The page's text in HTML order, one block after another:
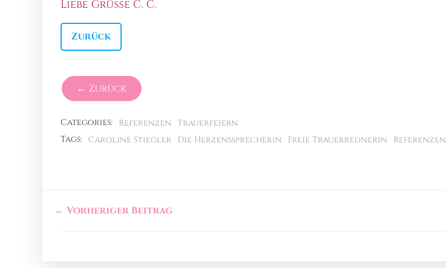
Liebe Grüße C. C.
Zurück
← Zurück
Categories: Referenzen Trauerfeiern
Tags:
Caroline Stiegler Die Herzenssprecherin Freie Trauerrednerin Referenzen
← Vorheriger Beitrag